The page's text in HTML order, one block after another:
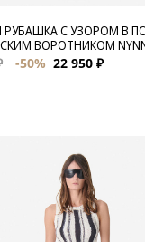
РУБАШКА С УЗОРОМ В
ВОРОТНИКОМ
-50% 22 950 ₽